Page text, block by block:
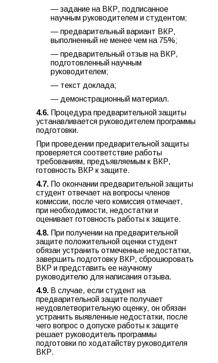
— задание на ВКР, подписанное
научным руководителем и студентом;
— предварительный вариант ВКР,
выполненный не менее чем на 75%;
— предварительный отзыв на ВКР,
подготовленный научным
руководителем;
— текст доклада;
— демонстрационный материал.
4.6. Процедура предварительной защиты
устанавливается руководителем программы
подготовки.
При проведении предварительной защиты
проверяется соответствие работы
требованиям, предъявляемым к ВКР,
готовность ВКР к защите.
4.7. По окончании предварительной защиты
студент отвечает на вопросы членов
комиссии, после чего комиссия отмечает,
при необходимости, недостатки и
оценивает готовность работы к защите.
4.8. При получении на предварительной
защите положительной оценки студент
обязан устранить отмеченные недостатки,
завершить подготовку ВКР, сброшюровать
ВКР и представить ее научному
руководителю для написания отзыва.
4.9. В случае, если студент на
предварительной защите получает
неудовлетворительную оценку, он обязан
устранить выявленные недостатки, после
чего вопрос о допуске работы к защите
решает руководитель программы
подготовки по ходатайству руководителя
ВКР.